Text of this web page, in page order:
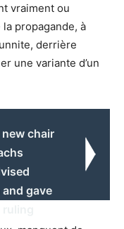
vraiment ou
propagande, à
derrière
une variante d’un
new chair
gave